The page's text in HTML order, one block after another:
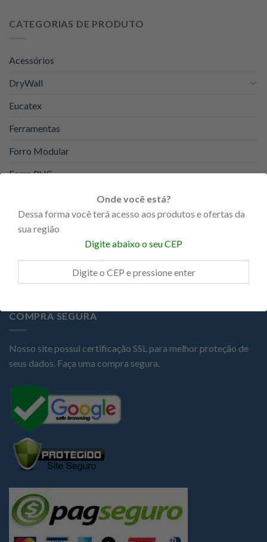
era:
é:
CATEGORIAS DE PRODUTO
Acessórios
DryWall
Eucatex
Ferramentas
Forro Modular
Forro PVC
Portas
Steel Frame
COMPRA SEGURA
Nosso site possui certificação SSL para melhor proteção de
seus dados. Faça uma compra segura.
Onde você está?
Dessa forma você terá acesso aos produtos e ofertas da
sua região
Digite abaixo o seu CEP